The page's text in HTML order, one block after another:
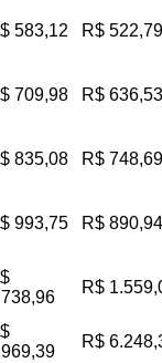
583,12 R$ 522,79
709,98 R$ 636,53
835,08 R$ 748,69
993,75 R$ 890,94
R$
R$